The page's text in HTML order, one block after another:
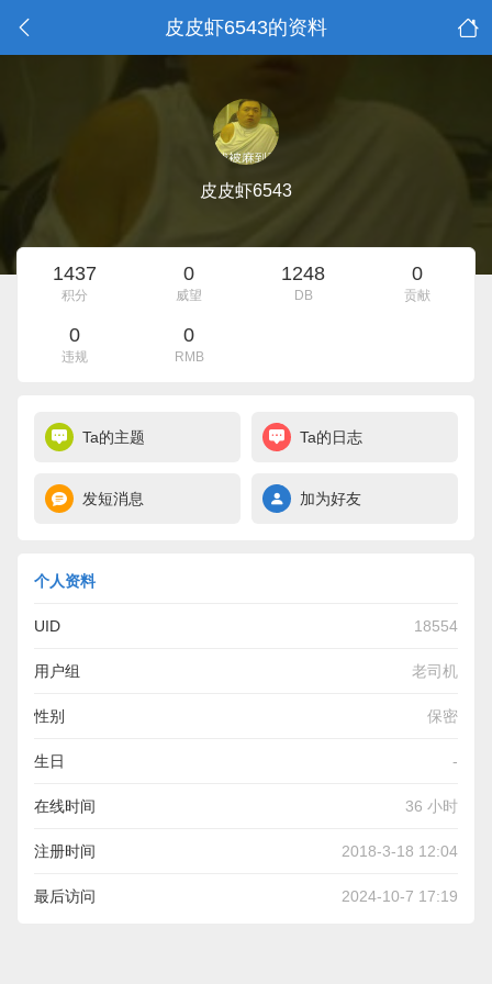
皮皮虾6543的资料
皮皮虾6543
1437
积分
0
威望
1248
DB
0
贡献
0
违规
0
RMB
Ta的主题 Ta的日志
发短消息 加为好友
个人资料
UID 18554
用户组 老司机
性别 保密
生日 -
在线时间 36 小时
注册时间 2018-3-18 12:04
最后访问 2024-10-7 17:19